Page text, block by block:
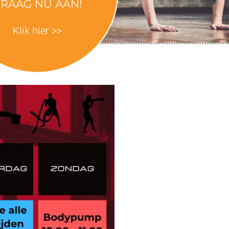
NU AAN!
Klik hier >>